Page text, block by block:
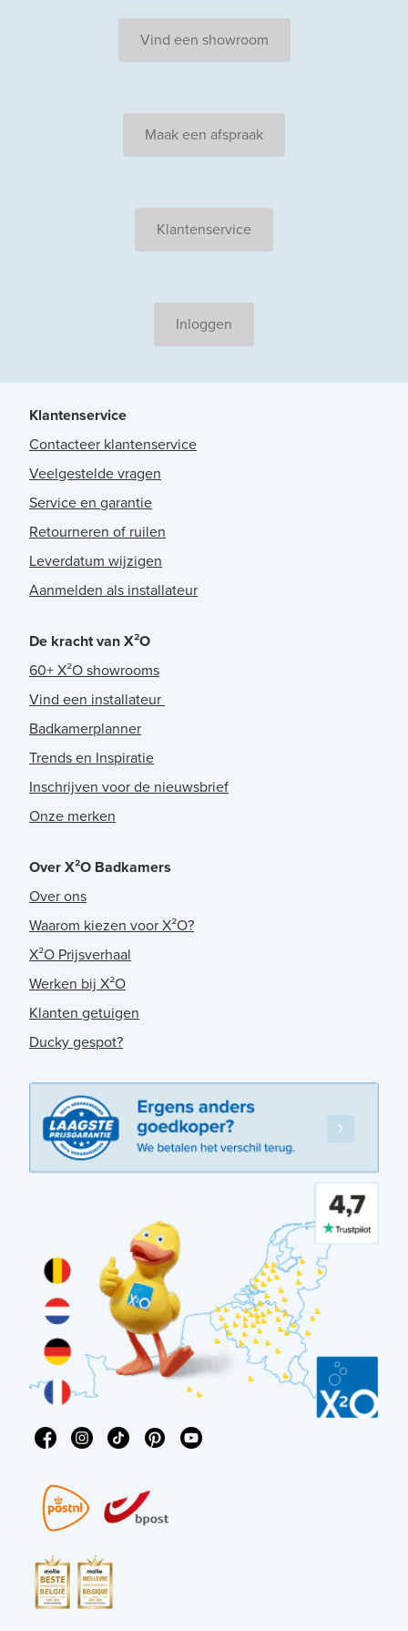
Vind een showroom
Maak een afspraak
Klantenservice
Inloggen
Klantenservice
Contacteer klantenservice
Veelgestelde vragen
Service en garantie
Retourneren of ruilen
Leverdatum wijzigen
Aanmelden als installateur
De kracht van X²O
60+ X²O showrooms
Vind een installateur
Badkamerplanner
Trends en Inspiratie
Inschrijven voor de nieuwsbrief
Onze merken
Over X²O Badkamers
Over ons
Waarom kiezen voor X²O?
X²O Prijsverhaal
Werken bij X²O
Klanten getuigen
Ducky gespot?